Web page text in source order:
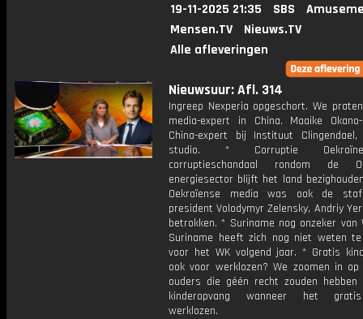
19-11-2025 21:35 SBS
Mensen.TV
Nieuws.TV
Alle afleveringen
Nieuwsuur: Afl. 314
Ingreep Nexperia opgeschort. We
media-expert in China. Maaike Okano-
China-expert bij Instituut
studio. * Corruptie
corruptieschandaal rondom de
energiesector blijft het land
Oekraïense media was ook de
president Volodymyr Zelensky, Andriy
betrokken. * Suriname nog onzeker van
Suriname heeft zich nog niet weten
voor het WK volgend jaar. * Gratis
ook voor werklozen? We zoomen in
ouders die géén recht zouden
kinderopvang wanneer het
werklozen.